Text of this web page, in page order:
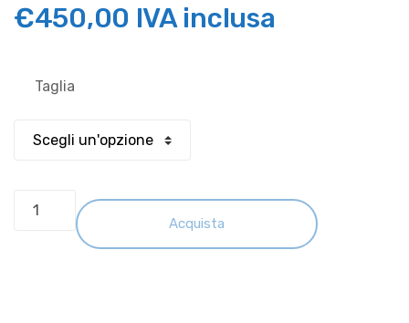
Il
originale
era:
€549,00.
€450,00 Il
è:
€450,00.
IVA inclusa
Taglia
GIACCA
Acquista